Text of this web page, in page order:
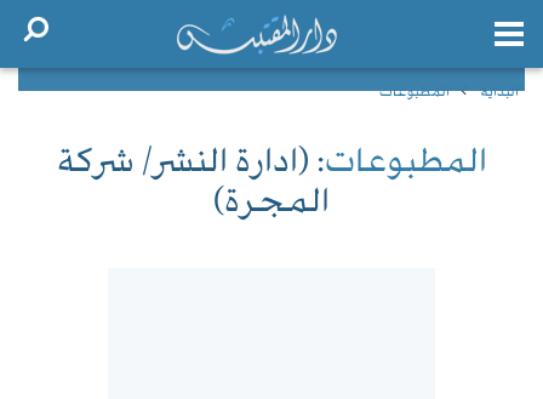
البداية المطبوعات
المطبوعات: (ادارة النشر/ شركة
المجرة)